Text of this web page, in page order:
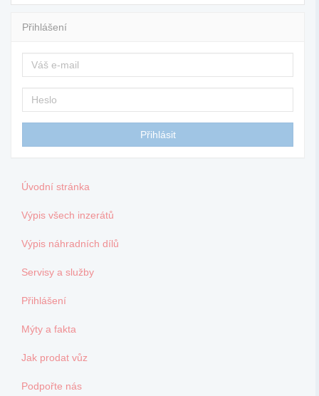
Přihlášení
Úvodní stránka
Výpis všech inzerátů
Výpis náhradních dílů
Servisy a služby
Přihlášení
Mýty a fakta
Jak prodat vůz
Podpořte nás